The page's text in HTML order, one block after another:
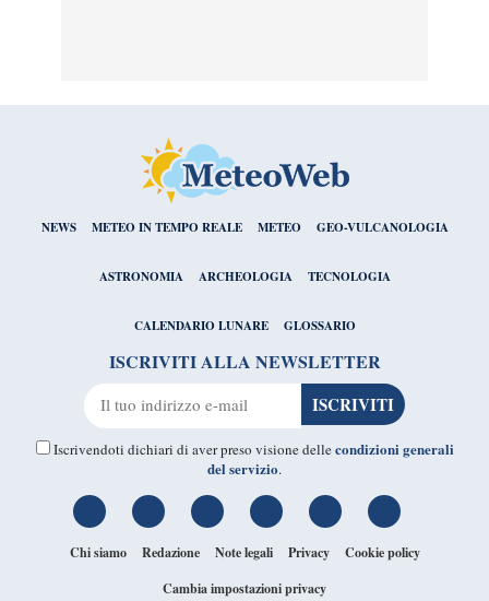
NEWS METEO IN TEMPO REALE METEO GEO-VULCANOLOGIA
ASTRONOMIA ARCHEOLOGIA TECNOLOGIA
CALENDARIO LUNARE GLOSSARIO
ISCRIVITI ALLA NEWSLETTER
Iscrivendoti dichiari di aver preso visione dellecondizioni generali
del servizio.
Chi siamo Redazione Note legali Privacy
Cookie policy
Cambia impostazioni privacy